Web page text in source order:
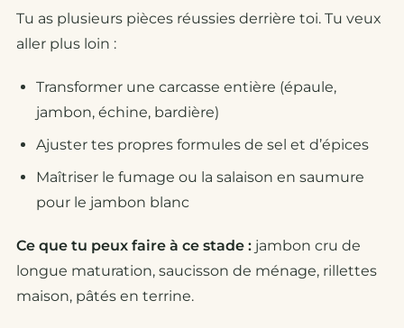
Tu as plusieurs pièces réussies derrière toi. Tu veux
aller plus loin :
Transformer une carcasse entière (épaule,
jambon, échine, bardière)
Ajuster tes propres formules de sel et d’épices
Maîtriser le fumage ou la salaison en saumure
pour le jambon blanc
Ce que tu peux faire à ce stade : jambon cru de
longue maturation, saucisson de ménage, rillettes
maison, pâtés en terrine.